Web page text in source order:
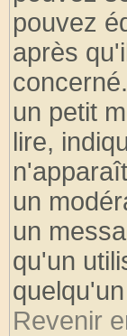
pouvez
après
un petit
lire,
un
un
qu'un
Revenir